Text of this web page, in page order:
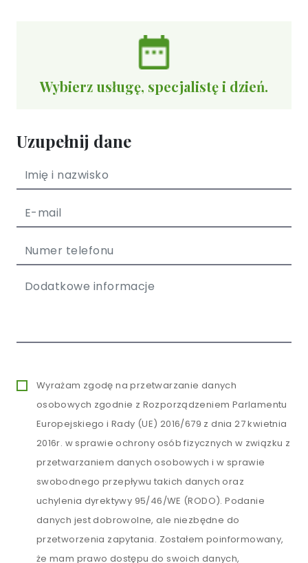
Wybierz usługę, specjalistę i dzień.
Uzupełnij dane
Wyrażam zgodę na przetwarzanie danych
osobowych zgodnie z Rozporządzeniem Parlamentu
Europejskiego i Rady (UE) 2016/679 z dnia 27 kwietnia
2016r. w sprawie ochrony osób fizycznych w związku z
przetwarzaniem danych osobowych i w sprawie
swobodnego przepływu takich danych oraz
uchylenia dyrektywy 95/46/WE (RODO). Podanie
danych jest dobrowolne, ale niezbędne do
przetworzenia zapytania. Zostałem poinformowany,
że mam prawo dostępu do swoich danych,